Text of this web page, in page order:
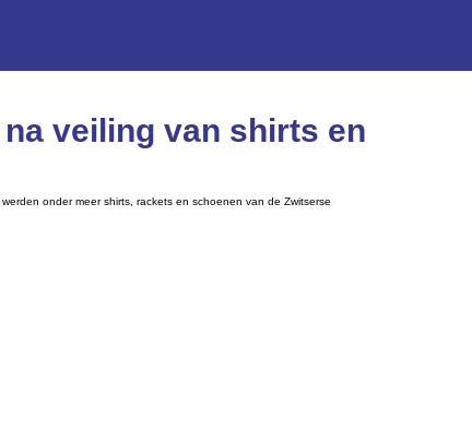
veiling van shirts en
onder meer shirts, rackets en schoenen van de Zwitserse